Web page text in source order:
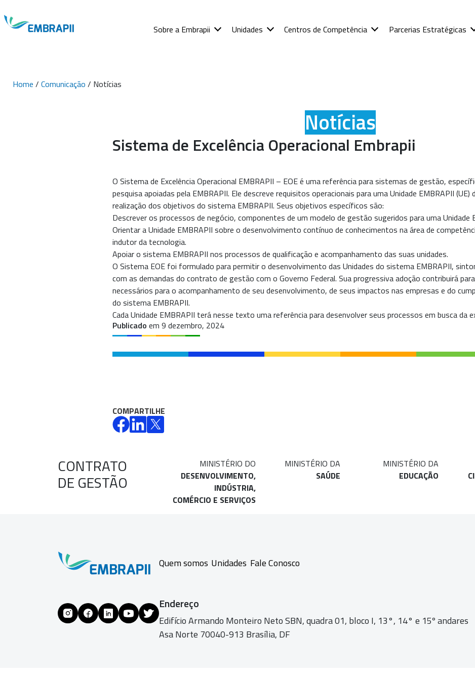
Sobre a Embrapii Unidades Centros de Competência Parcerias Estratégicas
Home / Comunicação / Notícias
Notícias
Sistema de Excelência Operacional Embrapii
O Sistema de Excelência Operacional EMBRAPII – EOE é uma referência para sistemas de gestão,
pesquisa apoiadas pela EMBRAPII. Ele descreve requisitos operacionais para uma Unidade EMBRAPII
realização dos objetivos do sistema EMBRAPII. Seus objetivos específicos são:
Descrever os processos de negócio, componentes de um modelo de gestão sugeridos para uma Unidade
Orientar a Unidade EMBRAPII sobre o desenvolvimento contínuo de conhecimentos na área de
indutor da tecnologia.
Apoiar o sistema EMBRAPII nos processos de qualificação e acompanhamento das suas unidades.
O Sistema EOE foi formulado para permitir o desenvolvimento das Unidades do sistema EMBRAPII,
com as demandas do contrato de gestão com o Governo Federal. Sua progressiva adoção contribuirá
necessários para o acompanhamento de seu desenvolvimento, de seus impactos nas empresas e do
do sistema EMBRAPII.
Cada Unidade EMBRAPII terá nesse texto uma referência para desenvolver seus processos em busca da
Publicado em 9 dezembro, 2024
COMPARTILHE
CONTRATO
DE GESTÃO
MINISTÉRIO DO
DESENVOLVIMENTO,
INDÚSTRIA,
COMÉRCIO E SERVIÇOS
MINISTÉRIO DA
SAÚDE
MINISTÉRIO DA
EDUCAÇÃO
Quem somos Unidades Fale Conosco
Endereço
Edifício Armando Monteiro Neto SBN, quadra 01, bloco I, 13°, 14° e 15º andares
Asa Norte 70040-913 Brasília, DF